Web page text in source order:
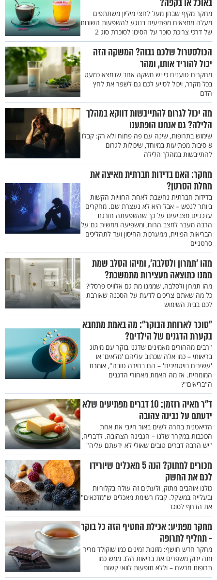
מחקר מקיף שבחן מעל לחצי מיליון משתתפים
מעלה ממצאים מפתיעים בנוגע להשפעות השונות
של דרכי צריכת סוכר על הסיכון לסוכרת סוג 2
הכולסטרול שלכם גבוה? המשקה הזה
יכול להוריד אותו, ומהר
מחקרים טוענים כי יש משקה אחד שנמצא כמעט
בכל מקרר, ויכול לסייע לכם גם לשפר את לחץ
הדם
מה יכול לגרום להתייבשות דווקא במהלך
הלילה? גם אנחנו הופתענו
שימוש בתרופות, שינה עם פה פתוח ולא רק: קבלו
8 סיבות מפתיעות במיוחד, שיכולות לגרום
להתייבשות במהלך הלילה
מחקר: האם בדידות חברתית מאיצה את
מחלת הסרטן?
בדידות חברתית נחשבת לאחת החוויות הקשות
ביותר לנפש – אבל היא לא נעצרת שם. מחקרים
עדכניים מצביעים על כך שהשפעתה חורגת
הרבה מעבר למצב הרוח, ומשפיעה ממשית גם על
הבריאות הפיזית, ממערכות החיסון ועד לתהליכים
סרטניים
מהו 'תמרון ולסלבה', ומיהו הסלב שמת
ממנו כתוצאה מעצירות מתמשכת?
מהו תמרון ולסלבה, שממנו מת גם אלוויס פרסלי?
כל מה שאתם צריכים לדעת על הסכנה שאורבת
לכם בבית השימוש
"סוכר לארוחת הבוקר": מה באמת מתחבא
בקערת הדגנים של הילדים?
"רבים מההורים מאמינים שדגני בוקר עם מיתוג
בריאותי – כמו אלה שכתוב עליהם 'מלאים' או
'עשירים בויטמינים' – הם בחירה טובה", אומרת
המומחית. אז מה האמת מאחורי הדגנים
ה"בריאים"?
ד"ר מאיה רוזמן: 10 דברים מפתיעים שלא
ידעתם על גבינה צהובה
הדיאטנית בחרה לשים באור חיובי את אחת
הכוכבות במקרר שלנו – הגבינה הצהובה. לדבריה,
"יש הרבה דברים טובים שאולי לא ידעתם עליה"
מכורים למתוק? הנה 5 מאכלים שיורידו
לכם את החשק
כולנו אוהבים מתוק, ולעתים זה עולה בקלוריות
ובעלייה במשקל. קבלו רשימת מאכלים ש"מדכאים"
את הדחף לסוכר
מחקר מפתיע: אכילת החטיף הזה כל בוקר
- תחליף לתרופה
מחקר חדש חושף: מזונות זמינים כמו שוקולד מריר
ותה ירוק משפרים את בריאות הלב ממש כמו
תרופות מרשם – וללא תופעות לוואי קשות